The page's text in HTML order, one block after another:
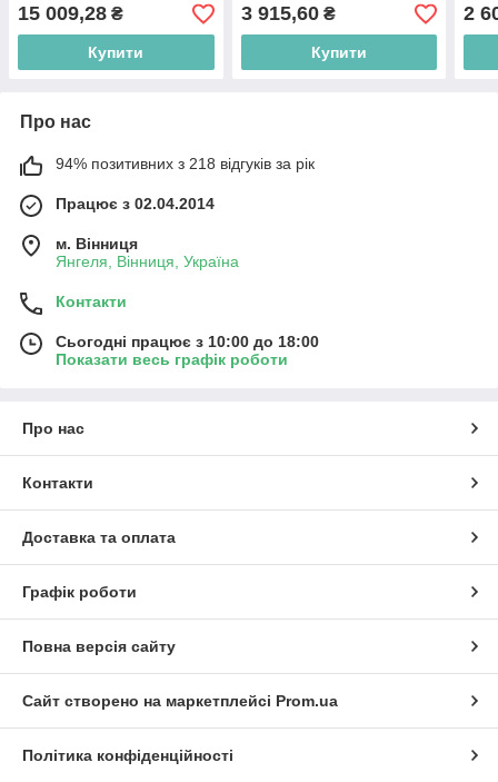
15 009,28 ₴
Купити
3 915,60₴
Купити
2
Про нас
94% позитивних з 218 відгуків за рік
Працює з 02.04.2014
м. Вінниця
Янгеля, Вінниця, Україна
Контакти
Сьогодні працює з 10:00 до 18:00
Показати весь графік роботи
Про нас
Контакти
Доставка та оплата
Графік роботи
Повна версія сайту
Сайт створено на маркетплейсі Prom.ua
Політика конфіденційності